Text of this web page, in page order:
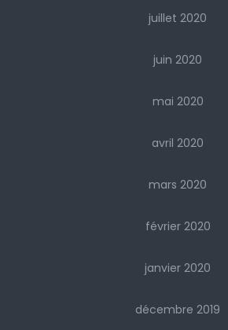
juillet 2020
juin 2020
mai 2020
avril 2020
mars 2020
février 2020
janvier 2020
décembre 2019